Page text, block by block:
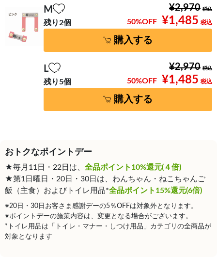
M
残り2個
¥2,970
¥1,485
50%OFF
購入する
L
残り5個
¥2,970
¥1,485
50%OFF
購入する
おトクなポイントデー
★毎月11日・22日は、 全品ポイント10%還元(４倍)
★第1日曜日・20日・30日は、わんちゃん・ねこちゃんご
飯（主食）およびトイレ用品*全品ポイント15%還元(6倍)
※20日・30日お客さま感謝デーの5％OFFは対象外となります。
※ポイントデーの施策内容は、変更となる場合がございます。
*トイレ用品は「トイレ・マナー・しつけ用品」カテゴリの全商品が
対象となります